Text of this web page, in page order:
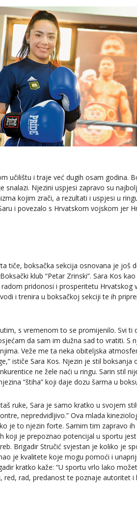
učilištu i traje već dugih osam godina.
snalazi. Njezini uspjesi zapravo su
kojim zrači, a rezultati i uspjesi u
i povezalo s Hrvatskom vojskom jer
tiče, boksačka sekcija osnovana je još
klub “Petar Zrinski”. Sara Kos kao
pridonosi i prosperitetu Hrvatskog
i trenira u boksačkoj sekciji te ih
s vremenom to se promijenilo. Svi ti
da sam im dužna sad to vratiti. S
Veže me ta neka obiteljska
ističe Sara Kos. Njezin je stil boksanja
ne žele naći u ringu. Sarin stil
“štiha” koji daje dozu šarma u
ruke, Sara je samo kratko u svojem
nepredvidljivo.” Ova mlada
je to njezin forte. Samim tim zapravo ih
koji je prepoznao potencijal u sportu
Brigadir Stručić svjestan je koliko je
je kvalitete koje mogu pomoći i
kratko kaže: “U sportu vrlo lako
rad, predanost te poznaje autoritet i